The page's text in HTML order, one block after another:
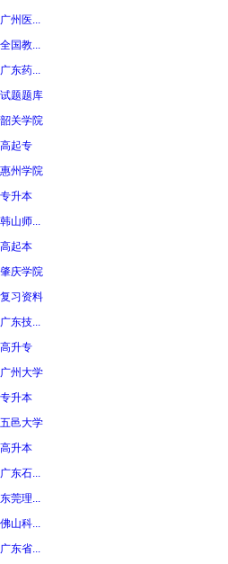
广州医...
全国教...
广东药...
试题题库
韶关学院
高起专
惠州学院
专升本
韩山师...
高起本
肇庆学院
复习资料
广东技...
高升专
广州大学
专升本
五邑大学
高升本
广东石...
东莞理...
佛山科...
广东省...